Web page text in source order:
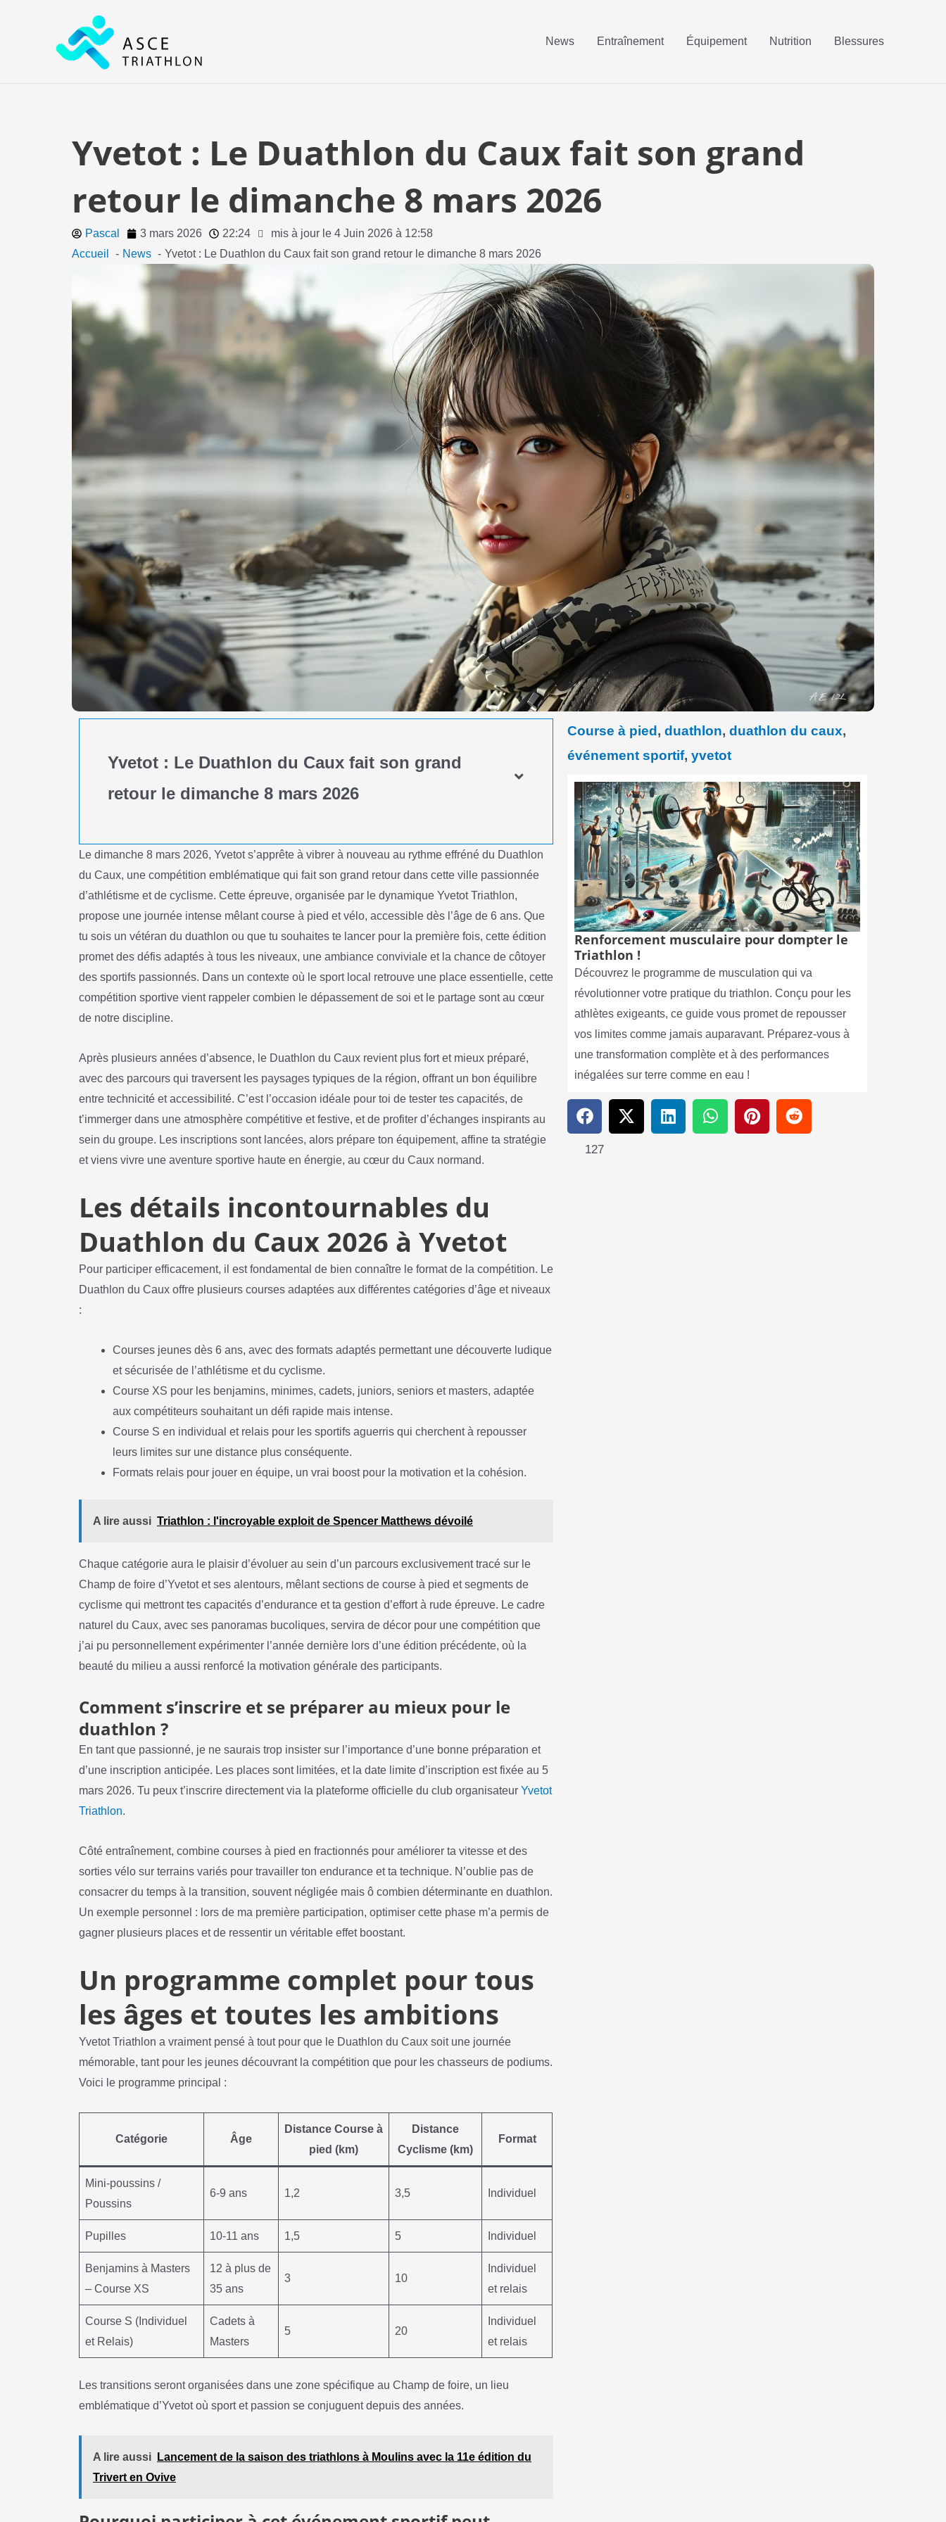
News Entraînement Équipement Nutrition Blessures
Yvetot : Le Duathlon du Caux fait son grand
retour le dimanche 8 mars 2026
Pascal 3 mars 2026 22:24
mis à jour le 4 Juin 2026 à 12:58
Accueil
News Yvetot : Le Duathlon du Caux fait son grand retour le dimanche 8 mars 2026
Yvetot : Le Duathlon du Caux fait son grand
retour le dimanche 8 mars 2026
Le dimanche 8 mars 2026, Yvetot s’apprête à vibrer à nouveau au rythme effréné du Duathlon
du Caux, une compétition emblématique qui fait son grand retour dans cette ville passionnée
d’athlétisme et de cyclisme. Cette épreuve, organisée par le dynamique Yvetot Triathlon,
propose une journée intense mêlant course à pied et vélo, accessible dès l’âge de 6 ans. Que
tu sois un vétéran du duathlon ou que tu souhaites te lancer pour la première fois, cette édition
promet des défis adaptés à tous les niveaux, une ambiance conviviale et la chance de côtoyer
des sportifs passionnés. Dans un contexte où le sport local retrouve une place essentielle, cette
compétition sportive vient rappeler combien le dépassement de soi et le partage sont au cœur
de notre discipline.
Après plusieurs années d’absence, le Duathlon du Caux revient plus fort et mieux préparé,
avec des parcours qui traversent les paysages typiques de la région, offrant un bon équilibre
entre technicité et accessibilité. C’est l’occasion idéale pour toi de tester tes capacités, de
t’immerger dans une atmosphère compétitive et festive, et de profiter d’échanges inspirants au
sein du groupe. Les inscriptions sont lancées, alors prépare ton équipement, affine ta stratégie
et viens vivre une aventure sportive haute en énergie, au cœur du Caux normand.
Les détails incontournables du
Duathlon du Caux 2026 à Yvetot
Pour participer efficacement, il est fondamental de bien connaître le format de la compétition. Le
Duathlon du Caux offre plusieurs courses adaptées aux différentes catégories d’âge et niveaux
:
Courses jeunes dès 6 ans, avec des formats adaptés permettant une découverte ludique
et sécurisée de l’athlétisme et du cyclisme.
Course XS pour les benjamins, minimes, cadets, juniors, seniors et masters, adaptée
aux compétiteurs souhaitant un défi rapide mais intense.
Course S en individual et relais pour les sportifs aguerris qui cherchent à repousser
leurs limites sur une distance plus conséquente.
Formats relais pour jouer en équipe, un vrai boost pour la motivation et la cohésion.
A lire aussi Triathlon : l'incroyable exploit de Spencer Matthews dévoilé
Chaque catégorie aura le plaisir d’évoluer au sein d’un parcours exclusivement tracé sur le
Champ de foire d’Yvetot et ses alentours, mêlant sections de course à pied et segments de
cyclisme qui mettront tes capacités d’endurance et ta gestion d’effort à rude épreuve. Le cadre
naturel du Caux, avec ses panoramas bucoliques, servira de décor pour une compétition que
j’ai pu personnellement expérimenter l’année dernière lors d’une édition précédente, où la
beauté du milieu a aussi renforcé la motivation générale des participants.
Comment s’inscrire et se préparer au mieux pour le
duathlon ?
En tant que passionné, je ne saurais trop insister sur l’importance d’une bonne préparation et
d’une inscription anticipée. Les places sont limitées, et la date limite d’inscription est fixée au 5
mars 2026. Tu peux t’inscrire directement via la plateforme officielle du club organisateur Yvetot
Triathlon.
Côté entraînement, combine courses à pied en fractionnés pour améliorer ta vitesse et des
sorties vélo sur terrains variés pour travailler ton endurance et ta technique. N’oublie pas de
consacrer du temps à la transition, souvent négligée mais ô combien déterminante en duathlon.
Un exemple personnel : lors de ma première participation, optimiser cette phase m’a permis de
gagner plusieurs places et de ressentir un véritable effet boostant.
Un programme complet pour tous
les âges et toutes les ambitions
Yvetot Triathlon a vraiment pensé à tout pour que le Duathlon du Caux soit une journée
mémorable, tant pour les jeunes découvrant la compétition que pour les chasseurs de podiums.
Voici le programme principal :
Catégorie Âge
Distance Course à
pied (km)
Distance
Cyclisme (km)
Format
Mini-poussins /
Poussins
6-9 ans 1,2 3,5 Individuel
Pupilles 10-11 ans 1,5 5 Individuel
Benjamins à Masters
– Course XS
12 à plus de
35 ans
3 10
Individuel
et relais
Course S (Individuel
et Relais)
Cadets à
Masters
5 20
Individuel
et relais
Les transitions seront organisées dans une zone spécifique au Champ de foire, un lieu
emblématique d’Yvetot où sport et passion se conjuguent depuis des années.
A lire aussi
Lancement de la saison des triathlons à Moulins avec la 11e édition du
Trivert en Ovive
Course à pied , duathlon, duathlon du caux,
événement sportif, yvetot
Renforcement musculaire pour dompter le
Triathlon !
Découvrez le programme de musculation qui va
révolutionner votre pratique du triathlon. Conçu pour les
athlètes exigeants, ce guide vous promet de repousser
vos limites comme jamais auparavant. Préparez-vous à
une transformation complète et à des performances
inégalées sur terre comme en eau !
127